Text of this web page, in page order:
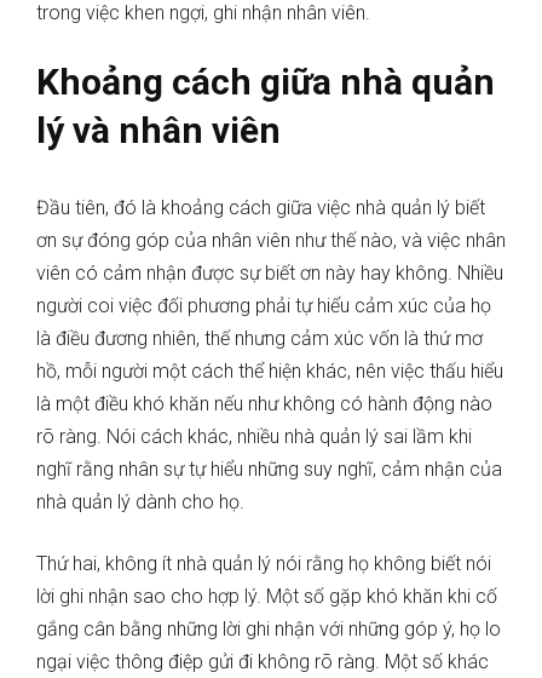
trong việc khen ngợi, ghi nhận nhân viên.
Khoảng cách giữa nhà quản
lý và nhân viên
Đầu tiên, đó là khoảng cách giữa việc nhà quản lý biết
ơn sự đóng góp của nhân viên như thế nào, và việc nhân
viên có cảm nhận được sự biết ơn này hay không. Nhiều
người coi việc đối phương phải tự hiểu cảm xúc của họ
là điều đương nhiên, thế nhưng cảm xúc vốn là thứ mơ
hồ, mỗi người một cách thể hiện khác, nên việc thấu hiểu
là một điều khó khăn nếu như không có hành động nào
rõ ràng. Nói cách khác, nhiều nhà quản lý sai lầm khi
nghĩ rằng nhân sự tự hiểu những suy nghĩ, cảm nhận của
nhà quản lý dành cho họ.
Thứ hai, không ít nhà quản lý nói rằng họ không biết nói
lời ghi nhận sao cho hợp lý. Một số gặp khó khăn khi cố
gắng cân bằng những lời ghi nhận với những góp ý, họ lo
ngại việc thông điệp gửi đi không rõ ràng. Một số khác